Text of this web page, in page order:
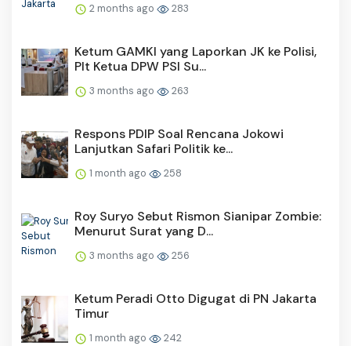
2 months ago 283
Ketum GAMKI yang Laporkan JK ke Polisi,
Plt Ketua DPW PSI Su...
3 months ago 263
Respons PDIP Soal Rencana Jokowi
Lanjutkan Safari Politik ke...
1 month ago 258
Roy Suryo Sebut Rismon Sianipar Zombie:
Menurut Surat yang D...
3 months ago 256
Ketum Peradi Otto Digugat di PN Jakarta
Timur
1 month ago 242